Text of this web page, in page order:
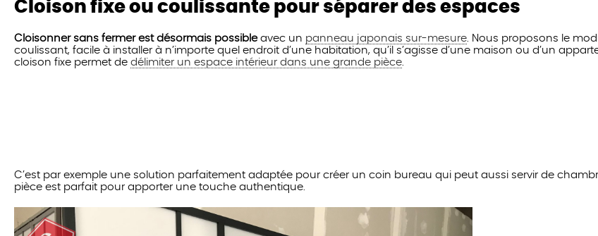
Cloison fixe ou coulissante pour séparer des espaces
Cloisonner sans fermer est désormais possibleavec un panneau japonais sur-mesure . Nous proposons le
coulissant, facile à installer à n’importe quel endroit d’une habitation, qu’il s’agisse d’une maison ou d’un
cloison fixe permet de délimiter un espace intérieur dans une grande pièce
C’est par exemple une solution parfaitement adaptée pour créer un coin bureau qui peut aussi servir de
pièce est parfait pour apporter une touche authentique.